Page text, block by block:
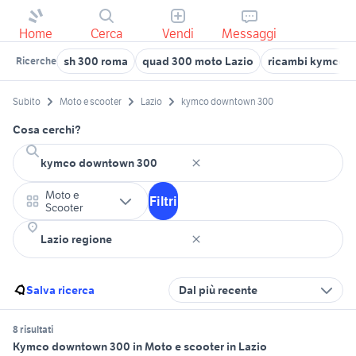
Home Cerca Vendi Messaggi
Ricerche sh 300 roma quad 300 moto Lazio ricambi kymco
Subito Moto e scooter Lazio kymco downtown 300
Cosa cerchi?
Moto e
Scooter
Filtri
Salva ricerca Dal più recente
8 risultati
Kymco downtown 300 in Moto e scooter in Lazio